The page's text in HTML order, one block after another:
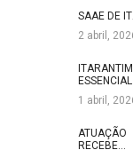
SAAE DE
2 abril,
1 abril,
RECEBE…